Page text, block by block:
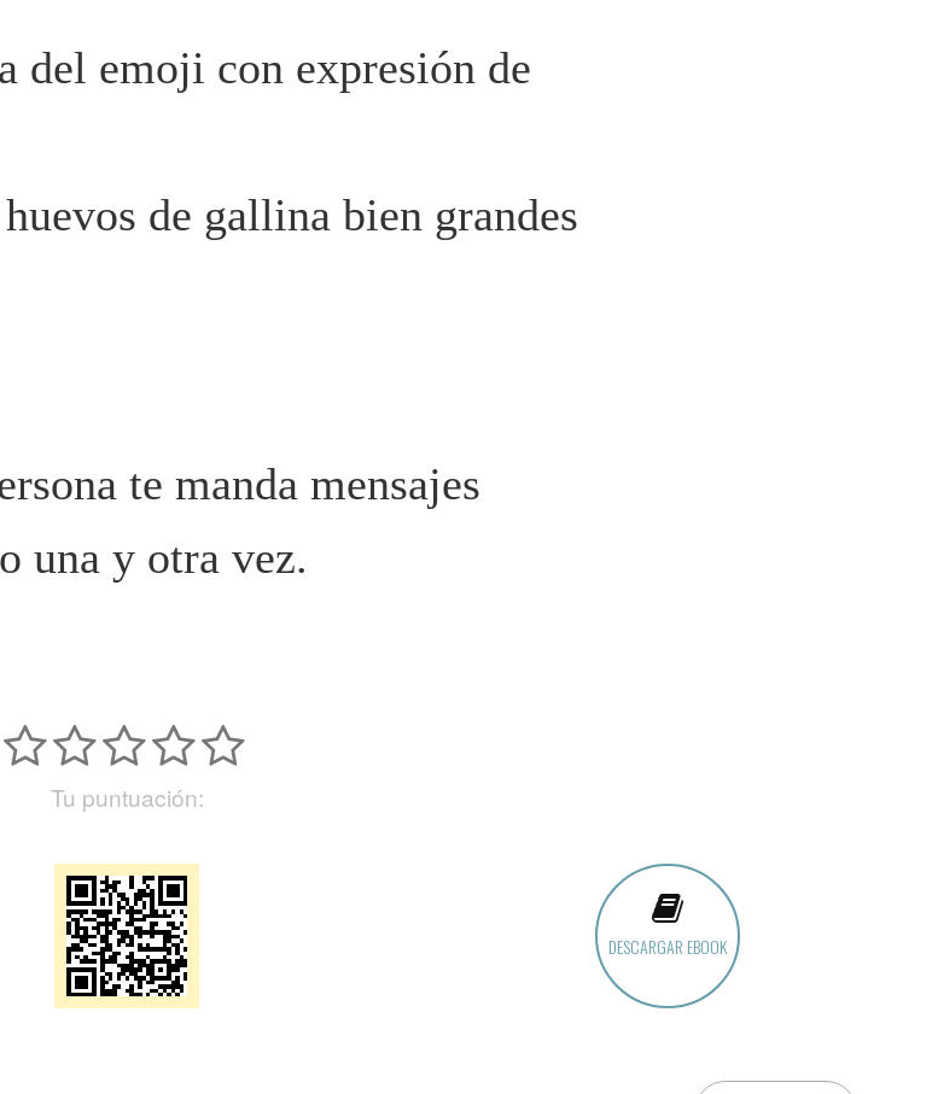
del emoji con expresión de
de gallina bien grandes
te manda mensajes
una y otra vez.
Tu puntuación:
DESCARGAR EBOOK